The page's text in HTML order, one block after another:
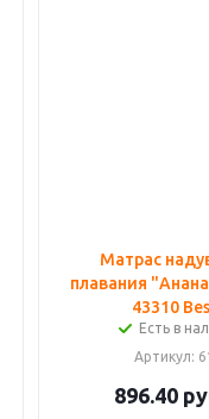
Матрас
плавания
43310
Есть в
Артикул:
896.40